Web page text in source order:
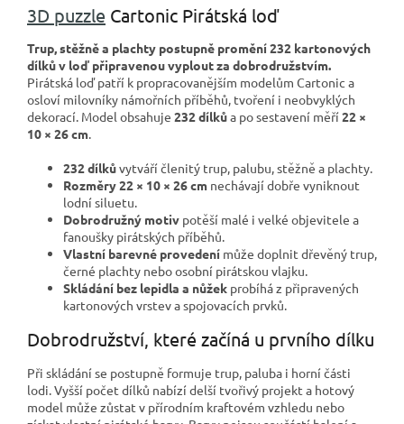
3D puzzle Cartonic Pirátská loď
Trup, stěžně a plachty postupně promění 232 kartonových
dílků v loď připravenou vyplout za dobrodružstvím.
Pirátská loď patří k propracovanějším modelům Cartonic a
osloví milovníky námořních příběhů, tvoření i neobvyklých
dekorací. Model obsahuje 232 dílkůa po sestavení měří 22 ×
10 × 26 cm.
232 dílkůvytváří členitý trup, palubu, stěžně a plachty.
Rozměry 22 × 10 × 26 cm nechávají dobře vyniknout
lodní siluetu.
Dobrodružný motiv potěší malé i velké objevitele a
fanoušky pirátských příběhů.
Vlastní barevné provedení může doplnit dřevěný trup,
černé plachty nebo osobní pirátskou vlajku.
Skládání bez lepidla a nůžek probíhá z připravených
kartonových vrstev a spojovacích prvků.
Dobrodružství, které začíná u prvního dílku
Při skládání se postupně formuje trup, paluba i horní části
lodi. Vyšší počet dílků nabízí delší tvořivý projekt a hotový
model může zůstat v přírodním kraftovém vzhledu nebo